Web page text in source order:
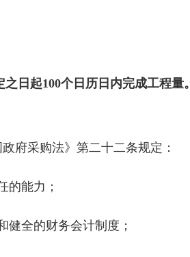
之日起100个日历日内完成工程量。
府采购法》第二十二条规定：
的能力；
健全的财务会计制度；